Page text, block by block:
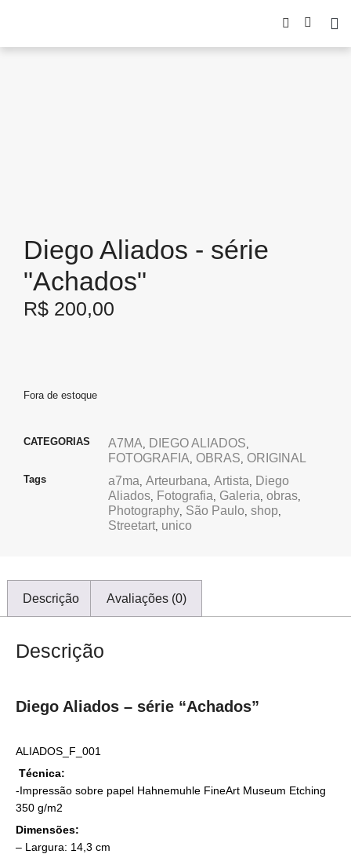
Diego Aliados - série
"Achados"
R$ 200,00
Fora de estoque
CATEGORIAS A7MA, DIEGO ALIADOS,
FOTOGRAFIA, OBRAS, ORIGINAL
Tags a7ma, Arteurbana, Artista, Diego
Aliados, Fotografia, Galeria, obras,
Photography, São Paulo, shop,
Streetart, unico
Descrição Avaliações (0)
Descrição
Diego Aliados – série “Achados”
ALIADOS_F_001
Técnica:
-Impressão sobre papel Hahnemuhle FineArt Museum Etching
350 g/m2
Dimensões:
– Largura: 14,3 cm